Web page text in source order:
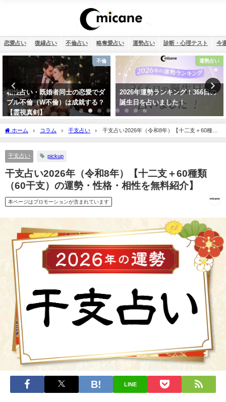
恋愛占い 復縁占い 不倫占い 略奪愛占い 運勢占い 診断・心理テスト 今
不倫
相性占い・既婚者同士の恋愛でダ
ブル不倫（W不倫）は成就する？
【霊視真剣】
運勢占い
2026年運勢ランキング！366日の
誕生日を占いました！
ホーム コラム 干支占い
干支占い2026年（令和8年）【十二支＋60種類
（60干支）の運勢・性格・相性を無料紹介】
干支占い pickup
干支占い2026年（令和8年）【十二支＋60種類
（60干支）の運勢・性格・相性を無料紹介】
本ページはプロモーションが含まれています
LINE